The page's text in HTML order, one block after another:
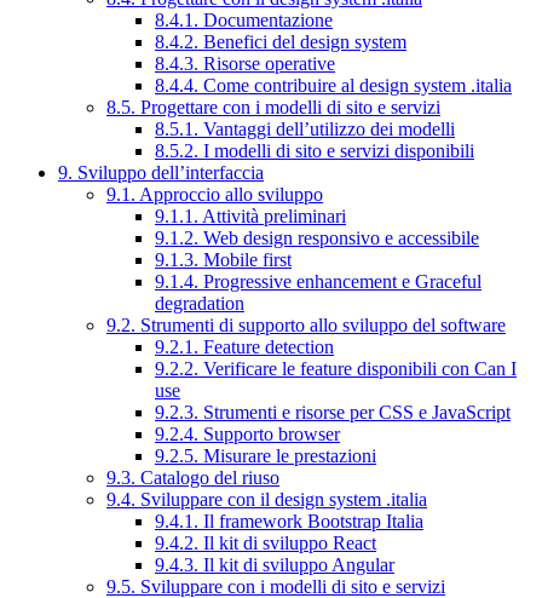
8.4.1. Documentazione
8.4.2. Benefici del design system
8.4.3. Risorse operative
8.4.4. Come contribuire al design system .italia
8.5. Progettare con i modelli di sito e servizi
8.5.1. Vantaggi dell’utilizzo dei modelli
8.5.2. I modelli di sito e servizi disponibili
9. Sviluppo dell’interfaccia
9.1. Approccio allo sviluppo
9.1.1. Attività preliminari
9.1.2. Web design responsivo e accessibile
9.1.3. Mobile first
9.1.4. Progressive enhancement e Graceful
degradation
9.2. Strumenti di supporto allo sviluppo del software
9.2.1. Feature detection
9.2.2. Verificare le feature disponibili con Can I
use
9.2.3. Strumenti e risorse per CSS e JavaScript
9.2.4. Supporto browser
9.2.5. Misurare le prestazioni
9.3. Catalogo del riuso
9.4. Sviluppare con il design system .italia
9.4.1. Il framework Bootstrap Italia
9.4.2. Il kit di sviluppo React
9.4.3. Il kit di sviluppo Angular
9.5. Sviluppare con i modelli di sito e servizi